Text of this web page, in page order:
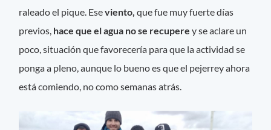
raleado el pique. Eseviento, que fue muy fuerte días
previos, hace que el agua no se recuperey se aclare un
poco, situación que favorecería para que la actividad se
ponga a pleno, aunque lo bueno es que el pejerrey ahora
está comiendo, no como semanas atrás.